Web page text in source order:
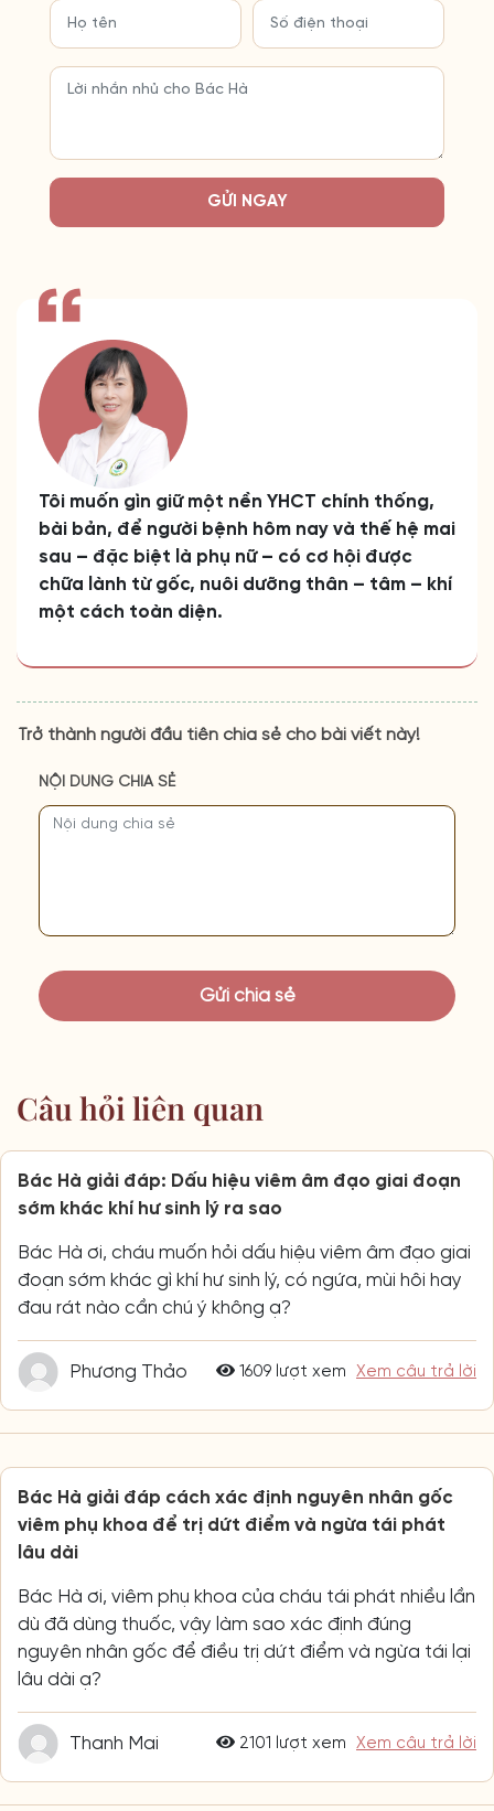
GỬI NGAY
Tôi muốn gìn giữ một nền YHCT chính thống,
bài bản, để người bệnh hôm nay và thế hệ mai
sau – đặc biệt là phụ nữ – có cơ hội được
chữa lành từ gốc, nuôi dưỡng thân – tâm – khí
một cách toàn diện.
Trở thành người đầu tiên chia sẻ cho bài viết này!
NỘI DUNG CHIA SẺ
Câu hỏi liên quan
Bác Hà giải đáp: Dấu hiệu viêm âm đạo giai đoạn
sớm khác khí hư sinh lý ra sao
Bác Hà ơi, cháu muốn hỏi dấu hiệu viêm âm đạo giai
đoạn sớm khác gì khí hư sinh lý, có ngứa, mùi hôi hay
đau rát nào cần chú ý không ạ?
Phương Thảo 1609 lượt xem Xem câu trả lời
Bác Hà giải đáp cách xác định nguyên nhân gốc
viêm phụ khoa để trị dứt điểm và ngừa tái phát
lâu dài
Bác Hà ơi, viêm phụ khoa của cháu tái phát nhiều lần
dù đã dùng thuốc, vậy làm sao xác định đúng
nguyên nhân gốc để điều trị dứt điểm và ngừa tái lại
lâu dài ạ?
Thanh Mai 2101 lượt xem Xem câu trả lời